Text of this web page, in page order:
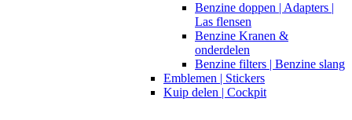
Benzine doppen | Adapters |
Las flensen
Benzine Kranen &
onderdelen
Benzine filters | Benzine slang
Emblemen | Stickers
Kuip delen | Cockpit